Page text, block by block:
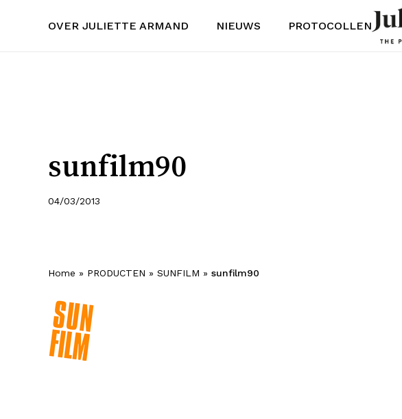
OVER JULIETTE ARMAND NIEUWS PROTOCOLLEN
sunfilm90
04/03/2013
Home » PRODUCTEN » SUNFILM » sunfilm90